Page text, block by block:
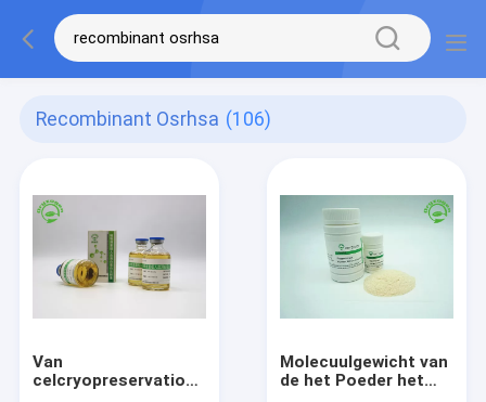
Recombinant Osrhsa (106)
Van
celcryopreservation
Molecuulgewicht van
de het Poeder het